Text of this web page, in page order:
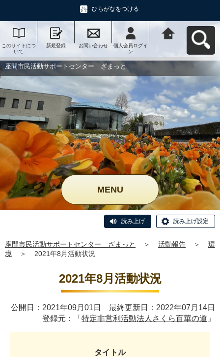
ひらがなをつける
このサイトにつ
いて
新規登録 お問い合わせ
個人会員ログイ
ン
ー ざまっとへ
座間市民活動サポートセンター ざまっと
MENU
読み上げ 読み上げ設定
座間市民活動サポートセンター ざまっと ＞ 活動報告 ＞
環
境
＞ 2021年8月活動状況
2021年8月活動状況
公開日：2021年09月01日 最終更新日：2022年07月14日
登録元：「 特定非営利活動法人さくら百華の道 」
タイトル